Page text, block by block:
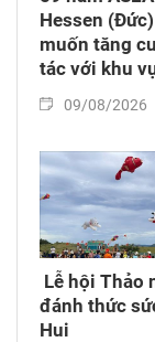
Hessen
muốn tăng
tác với khu
09/08/2026
Lễ hội Thảo
đánh thức
Hui